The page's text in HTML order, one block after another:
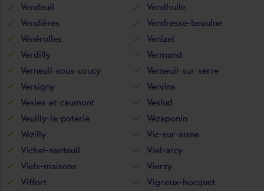
Vendeuil
Vendhuile
Vendières
Vendresse-beaulne
Vénérolles
Venizel
Verdilly
Vermand
Verneuil-sous-coucy
Verneuil-sur-serre
Versigny
Vervins
Vesles-et-caumont
Veslud
Veuilly-la-poterie
Vézaponin
Vézilly
Vic-sur-aisne
Vichel-nanteuil
Viel-arcy
Viels-maisons
Vierzy
Viffort
Vigneux-hocquet